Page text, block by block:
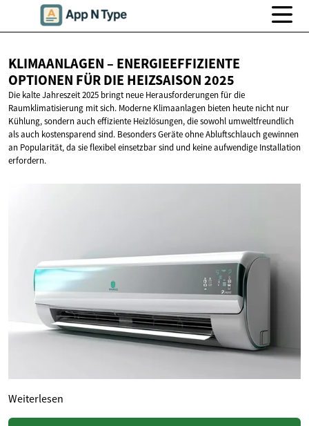
KLIMAANLAGEN – ENERGIEEFFIZIENTE
OPTIONEN FÜR DIE HEIZSAISON 2025
Die kalte Jahreszeit 2025 bringt neue Herausforderungen für die
Raumklimatisierung mit sich. Moderne Klimaanlagen bieten heute nicht nur
Kühlung, sondern auch effiziente Heizlösungen, die sowohl umweltfreundlich
als auch kostensparend sind. Besonders Geräte ohne Abluftschlauch gewinnen
an Popularität, da sie flexibel einsetzbar sind und keine aufwendige Installation
erfordern.
Weiterlesen